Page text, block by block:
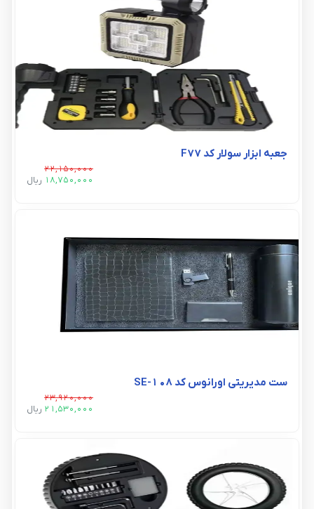
جعبه ابزار سولار کد F77
22,150,000
18,750,000 ريال
ست مدیریتی اورانوس کد SE-108
23,920,000
21,530,000 ريال